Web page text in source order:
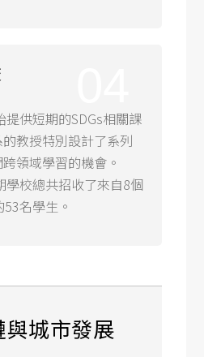
供短期的SDGs相關課
教授特別設計了系列
領域學習的機會。
學校總共招收了來自8個
名學生。
城市發展